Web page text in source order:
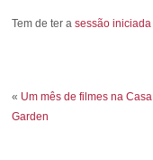
Tem de ter asessão iniciada
« Um mês de filmes na Casa
Garden